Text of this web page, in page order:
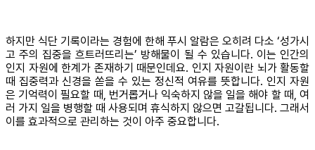
하지만 식단 기록이라는 경험에 한해 푸시 알람은 오히려 다소 ‘성가시
고 주의 집중을 흐트러뜨리는’ 방해물이 될 수 있습니다. 이는 인간의
인지 자원에 한계가 존재하기 때문인데요. 인지 자원이란 뇌가 활동할
때 집중력과 신경을 쏟을 수 있는 정신적 여유를 뜻합니다. 인지 자원
은 기억력이 필요할 때, 번거롭거나 익숙하지 않을 일을 해야 할 때, 여
러 가지 일을 병행할 때 사용되며 휴식하지 않으면 고갈됩니다. 그래서
이를 효과적으로 관리하는 것이 아주 중요합니다.